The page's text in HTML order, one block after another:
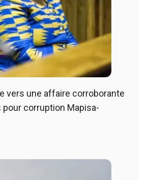
vers une affaire corroborante
pour corruption Mapisa-